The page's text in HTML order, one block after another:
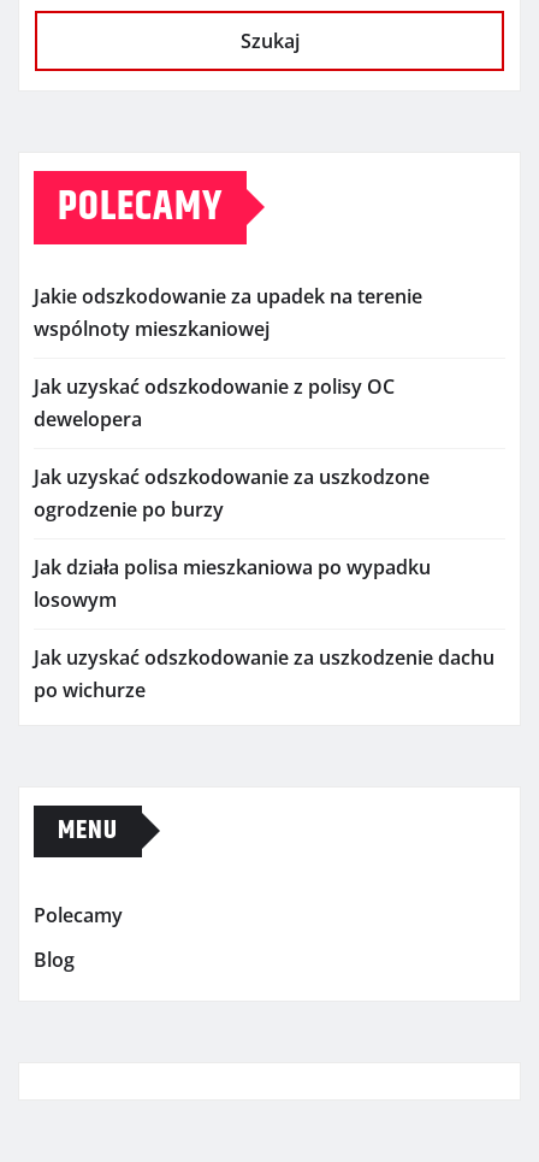
Szukaj
POLECAMY
Jakie odszkodowanie za upadek na terenie
wspólnoty mieszkaniowej
Jak uzyskać odszkodowanie z polisy OC
dewelopera
Jak uzyskać odszkodowanie za uszkodzone
ogrodzenie po burzy
Jak działa polisa mieszkaniowa po wypadku
losowym
Jak uzyskać odszkodowanie za uszkodzenie dachu
po wichurze
MENU
Polecamy
Blog